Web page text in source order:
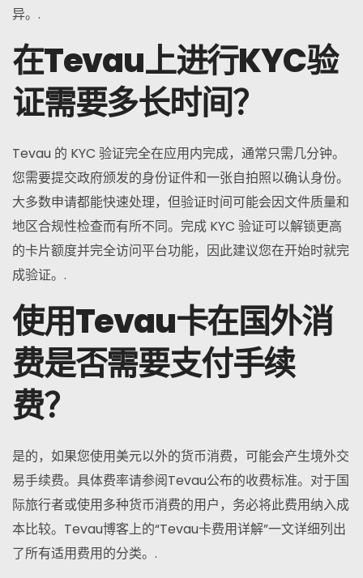
异。.
在Tevau上进行KYC验
证需要多长时间？
Tevau 的 KYC 验证完全在应用内完成，通常只需几分钟。
您需要提交政府颁发的身份证件和一张自拍照以确认身份。
大多数申请都能快速处理，但验证时间可能会因文件质量和
地区合规性检查而有所不同。完成 KYC 验证可以解锁更高
的卡片额度并完全访问平台功能，因此建议您在开始时就完
成验证。.
使用Tevau卡在国外消
费是否需要支付手续
费？
是的，如果您使用美元以外的货币消费，可能会产生境外交
易手续费。具体费率请参阅Tevau公布的收费标准。对于国
际旅行者或使用多种货币消费的用户，务必将此费用纳入成
本比较。Tevau博客上的“Tevau卡费用详解”一文详细列出
了所有适用费用的分类。.